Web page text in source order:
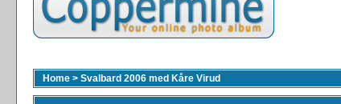
Home > Svalbard 2006 med Kåre Virud